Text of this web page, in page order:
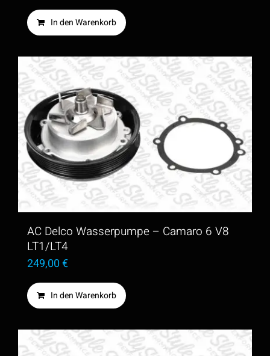
In den Warenkorb
AC Delco Wasserpumpe – Camaro 6 V8
LT1/LT4
249,00€
In den Warenkorb